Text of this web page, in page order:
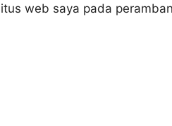
web saya pada